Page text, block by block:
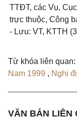
TTĐT, các Vụ,
trực thuộc, Công
- Lưu: VT, KTTH
Từ khóa liên quan:
Nam 1999 , Nghị
VĂN BẢN LIÊN